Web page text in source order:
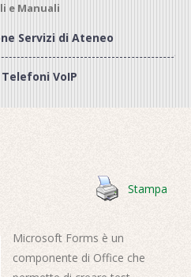
e Manuali
Servizi di Ateneo
VoIP
Stampa
Microsoft Forms è un
componente di Office che